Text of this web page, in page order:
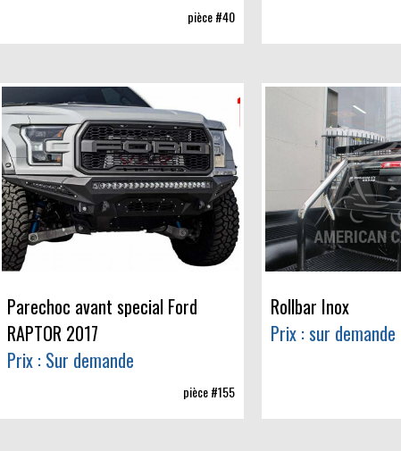
pièce #40
Parechoc avant special Ford
RAPTOR 2017
Prix : Sur demande
pièce #155
Rollbar Inox
Prix : sur demande